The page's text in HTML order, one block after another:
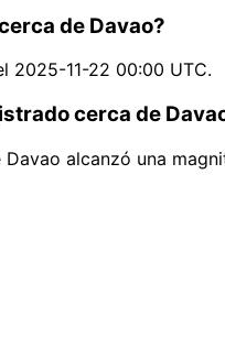
de Davao?
2025-11-22 00:00 UTC.
cerca de
alcanzó una